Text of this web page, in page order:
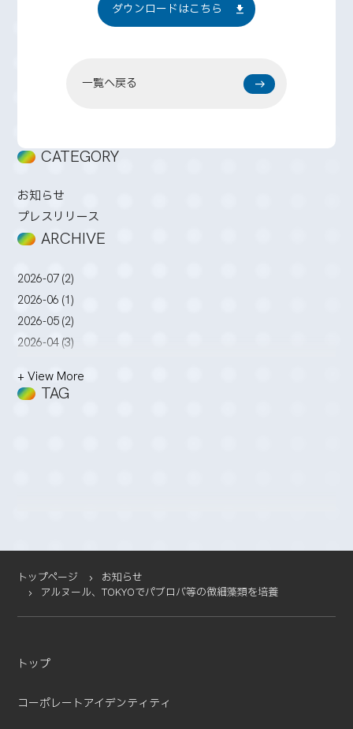
CATEGORY
お知らせ
プレスリリース
ARCHIVE
2026-07 (2)
2026-06 (1)
2026-05 (2)
2026-04 (3)
2026-02 (3)
2025-06 (2)
2025-05 (1)
2025-04 (11)
2025-03 (2)
2025-01 (5)
2024-11 (5)
+ View More
TAG
ダウンロードはこちら
一覧へ戻る
トップページ
お知らせ
アルヌール、TOKYOでパブロバ等の微細藻類を培養
トップ
コーポレートアイデンティティ